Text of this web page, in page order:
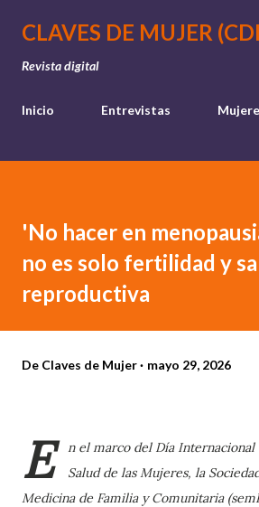
Ir al contenido
CLAVES DE MUJER
Revista digital
Inicio Entrevistas
'No hacer en
no es solo fertilidad y
reproductiva
De Claves de Mujer mayo 29, 2026
E
n el marco del Día Internacional
Salud de las Mujeres, la
Medicina de Familia y Comunitaria